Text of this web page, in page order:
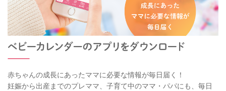
赤ちゃんの成長にあったママに必要な情報が毎日届く！
妊娠から出産までのプレママ、子育て中のママ・パパにも、毎日